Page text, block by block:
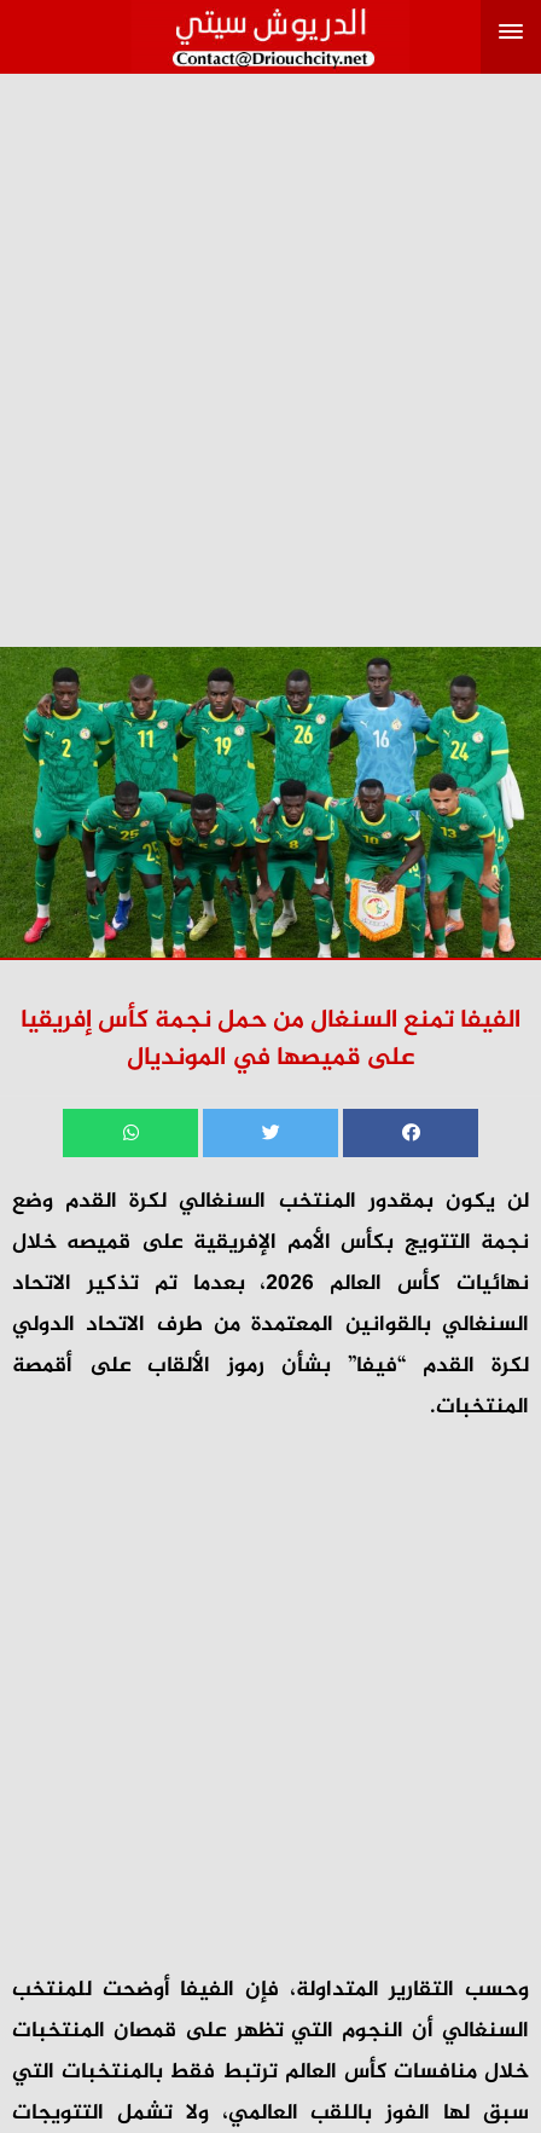
الفيفا تمنع السنغال من حمل نجمة كأس إفريقيا
على قميصها في المونديال
لن يكون بمقدور المنتخب السنغالي لكرة القدم وضع
نجمة التتويج بكأس الأمم الإفريقية على قميصه خلال
نهائيات كأس العالم 2026، بعدما تم تذكير الاتحاد
السنغالي بالقوانين المعتمدة من طرف الاتحاد الدولي
لكرة القدم “فيفا” بشأن رموز الألقاب على أقمصة
المنتخبات.
وحسب التقارير المتداولة، فإن الفيفا أوضحت للمنتخب
السنغالي أن النجوم التي تظهر على قمصان المنتخبات
خلال منافسات كأس العالم ترتبط فقط بالمنتخبات التي
سبق لها الفوز باللقب العالمي، ولا تشمل التتويجات